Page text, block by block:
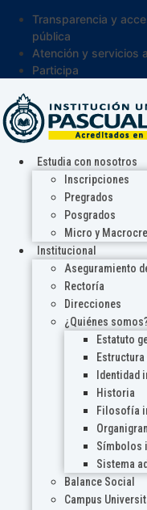
Transparencia y
pública
Atención y servicios
Participa
Estudia con nosotros
Inscripciones
Pregrados
Posgrados
Micro y
Institucional
Aseguramiento
Rectoría
Direcciones
¿Quiénes
Estatuto
Identidad
Historia
Filosofía
Símbolos
Sistema
Balance Social
Campus